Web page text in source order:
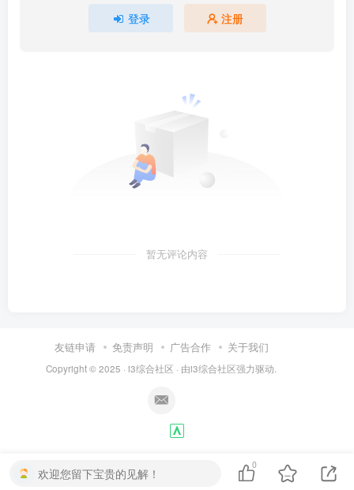
登录 注册
暂无评论内容
友链申请 免责声明 广告合作 关于我们
Copyright © 2025 · i3综合社区 · 由i3综合社区强力驱动.
欢迎您留下宝贵的见解！
0